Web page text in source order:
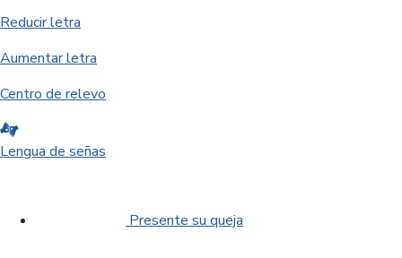
Reducir letra
Aumentar letra
Centro de relevo
Lengua de señas
Presente su queja